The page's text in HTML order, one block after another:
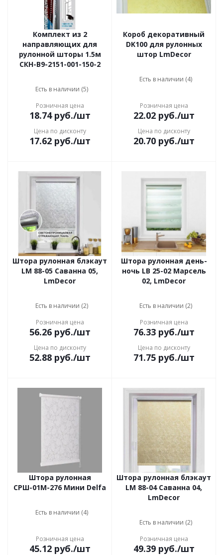
Комплект из 2
направляющих для
рулонной шторы 1.5м
СКН-В9-2151-001-150-2
Есть в наличии (5)
Розничная цена
18.74руб./шт
Цена по дисконту
17.62руб./шт
Короб декоративный
DK100 для рулонных
штор LmDecor
Есть в наличии (4)
Розничная цена
22.02руб./шт
Цена по дисконту
20.70руб./шт
Штора рулонная блэкаут
LM 88-05 Саванна 05,
LmDecor
Есть в наличии (2)
Розничная цена
56.26руб./шт
Цена по дисконту
52.88руб./шт
Штора рулонная день-
ночь LB 25-02 Марсель
02, LmDecor
Есть в наличии (2)
Розничная цена
76.33руб./шт
Цена по дисконту
71.75руб./шт
Штора рулонная
СРШ-01М-276 Мини Delfa
Есть в наличии (4)
Розничная цена
45.12руб./шт
Штора рулонная блэкаут
LM 88-04 Саванна 04,
LmDecor
Есть в наличии (2)
Розничная цена
49.39руб./шт